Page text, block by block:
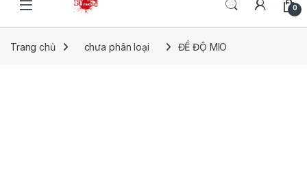
Open 0
Trang chủ chưa phân loại ĐỀ ĐỘ MIO